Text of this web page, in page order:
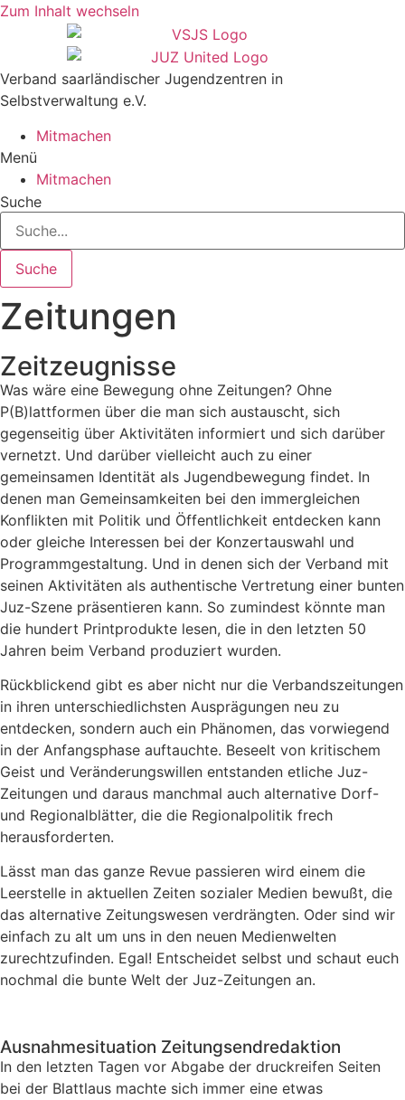
Zum Inhalt wechseln
Verband saarländischer Jugendzentren in
Selbstverwaltung e.V.
Mitmachen
Menü
Mitmachen
Suche
Suche
Zeitungen
Zeitzeugnisse
Was wäre eine Bewegung ohne Zeitungen? Ohne
P(B)lattformen über die man sich austauscht, sich
gegenseitig über Aktivitäten informiert und sich darüber
vernetzt. Und darüber vielleicht auch zu einer
gemeinsamen Identität als Jugendbewegung findet. In
denen man Gemeinsamkeiten bei den immergleichen
Konflikten mit Politik und Öffentlichkeit entdecken kann
oder gleiche Interessen bei der Konzertauswahl und
Programmgestaltung. Und in denen sich der Verband mit
seinen Aktivitäten als authentische Vertretung einer bunten
Juz-Szene präsentieren kann. So zumindest könnte man
die hundert Printprodukte lesen, die in den letzten 50
Jahren beim Verband produziert wurden.
Rückblickend gibt es aber nicht nur die Verbandszeitungen
in ihren unterschiedlichsten Ausprägungen neu zu
entdecken, sondern auch ein Phänomen, das vorwiegend
in der Anfangsphase auftauchte. Beseelt von kritischem
Geist und Veränderungswillen entstanden etliche Juz-
Zeitungen und daraus manchmal auch alternative Dorf-
und Regionalblätter, die die Regionalpolitik frech
herausforderten.
Lässt man das ganze Revue passieren wird einem die
Leerstelle in aktuellen Zeiten sozialer Medien bewußt, die
das alternative Zeitungswesen verdrängten. Oder sind wir
einfach zu alt um uns in den neuen Medienwelten
zurechtzufinden. Egal! Entscheidet selbst und schaut euch
nochmal die bunte Welt der Juz-Zeitungen an.
Ausnahmesituation Zeitungsendredaktion
In den letzten Tagen vor Abgabe der druckreifen Seiten
bei der Blattlaus machte sich immer eine etwas